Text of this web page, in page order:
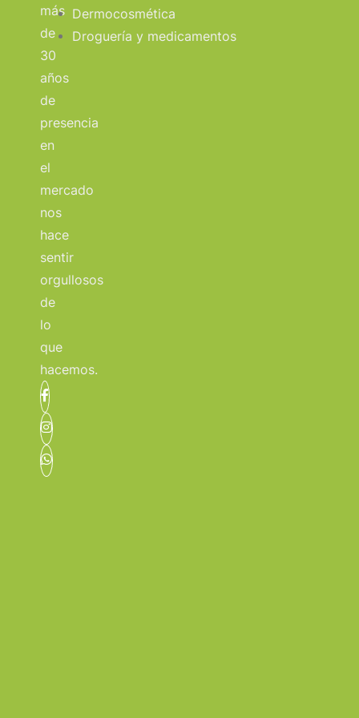
más
de
30
años
de
presencia
en
el
mercado
nos
hace
sentir
orgullosos
de
lo
que
hacemos.
Dermocosmética
Droguería y medicamentos